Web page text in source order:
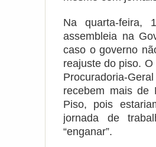
Na quarta-feira,
assembleia na
caso o governo
reajuste do piso.
Procuradoria-
recebem mais de
Piso, pois
jornada de
“enganar”.